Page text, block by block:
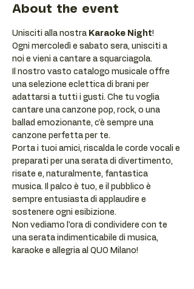
About the event
Unisciti alla nostra Karaoke Night!
Ogni mercoledì e sabato sera, unisciti a
noi e vieni a cantare a squarciagola.
Il nostro vasto catalogo musicale offre
una selezione eclettica di brani per
adattarsi a tutti i gusti. Che tu voglia
cantare una canzone pop, rock, o una
ballad emozionante, c'è sempre una
canzone perfetta per te.
Porta i tuoi amici, riscalda le corde vocali e
preparati per una serata di divertimento,
risate e, naturalmente, fantastica
musica. Il palco è tuo, e il pubblico è
sempre entusiasta di applaudire e
sostenere ogni esibizione.
Non vediamo l'ora di condividere con te
una serata indimenticabile di musica,
karaoke e allegria al QUO Milano!